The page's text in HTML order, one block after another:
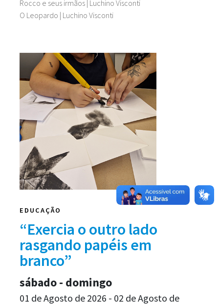
Rocco e seus irmãos | Luchino Visconti
O Leopardo | Luchino Visconti
EDUCAÇÃO
“Exercia o outro lado
rasgando papéis em
branco”
sábado - domingo
01 de Agosto de 2026 - 02 de Agosto de